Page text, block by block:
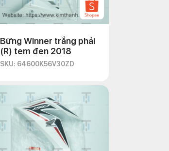
Bững Winner trắng phải
(R) tem đen 2018
SKU: 64600K56V30ZD